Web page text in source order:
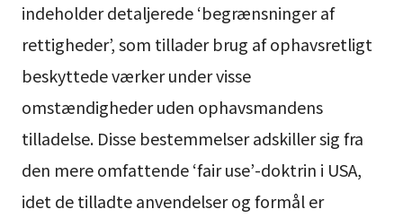
indeholder detaljerede ‘begrænsninger af
rettigheder’, som tillader brug af ophavsretligt
beskyttede værker under visse
omstændigheder uden ophavsmandens
tilladelse. Disse bestemmelser adskiller sig fra
den mere omfattende ‘fair use’-doktrin i USA,
idet de tilladte anvendelser og formål er